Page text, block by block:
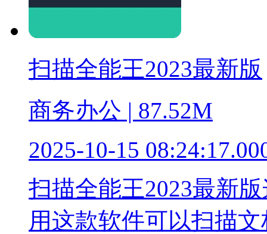
扫描全能王2023最新版
商务办公 | 87.52M
2025-10-15
扫描全能王2023最新
用这款软件可以扫描